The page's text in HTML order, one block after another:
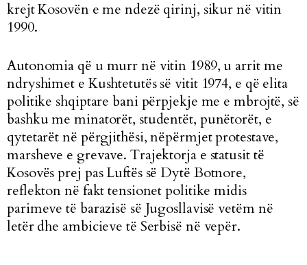
krejt Kosovën e me ndezë qirinj, sikur në vitin
1990.
Autonomia që u murr në vitin 1989, u arrit me
ndryshimet e Kushtetutës së vitit 1974, e që elita
politike shqiptare bani përpjekje me e mbrojtë, së
bashku me minatorët, studentët, punëtorët, e
qytetarët në përgjithësi, nëpërmjet protestave,
marsheve e grevave. Trajektorja e statusit të
Kosovës prej pas Luftës së Dytë Botnore,
reflekton në fakt tensionet politike midis
parimeve të barazisë së Jugosllavisë vetëm në
letër dhe ambicieve të Serbisë në vepër.